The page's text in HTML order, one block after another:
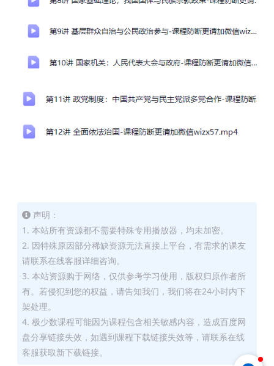
声明：
1. 本站所有资源都不需要特殊专用播放器，均未加密。
2. 因特殊原因部分稀缺资源无法直接上平台，有需求的课友
请联系在线客服详细咨询。
3. 本站资源购于网络，仅供参考学习使用，版权归原作者所
有。若侵犯到您的权益，请告知我们，我们将在24小时内下
架处理。
4. 极少数课程可能因为课程包含相关敏感内容，造成百度网
盘分享链接失效，如遇到课程下载链接失效等，请联系在线
客服获取新下载链接。